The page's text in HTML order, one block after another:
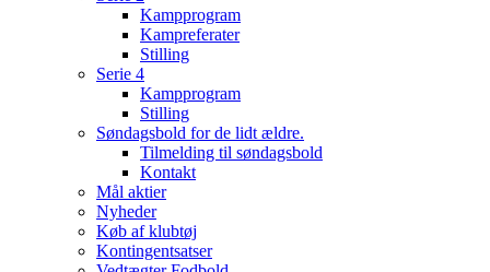
Kampprogram
Kampreferater
Stilling
Serie 4
Kampprogram
Stilling
Søndagsbold for de lidt ældre.
Tilmelding til søndagsbold
Kontakt
Mål aktier
Nyheder
Køb af klubtøj
Kontingentsatser